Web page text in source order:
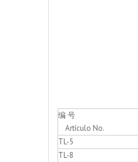
编 号
Artículo No.
TL-5
TL-8